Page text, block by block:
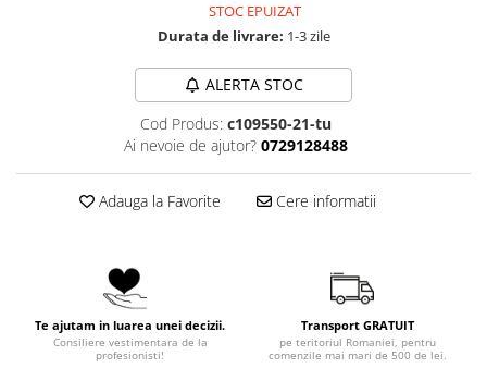
STOC EPUIZAT
Durata de livrare: 1-3 zile
ALERTA STOC
Cod Produs: c109550-21-tu
Ai nevoie de ajutor? 0729128488
Adauga la Favorite Cere informatii
Te ajutam in luarea unei decizii.
Consiliere vestimentara de la
profesionisti!
Transport GRATUIT
pe teritoriul Romaniei, pentru
comenzile mai mari de 500 de lei.